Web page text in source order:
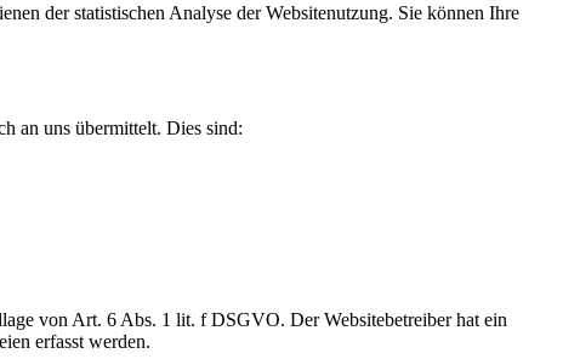
der statistischen Analyse der Websitenutzung. Sie können Ihre
an uns übermittelt. Dies sind:
von Art. 6 Abs. 1 lit. f DSGVO. Der Websitebetreiber hat ein
erfasst werden.